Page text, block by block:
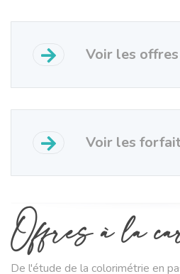
Voir les
Voir les
Offresà la
De l'étude de la colorimétrie en